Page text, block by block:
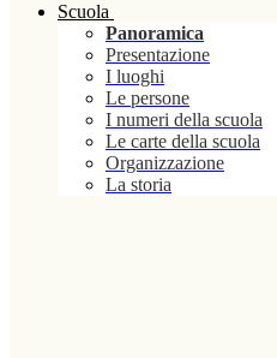
Scuola
Panoramica
Presentazione
I luoghi
Le persone
I numeri della scuola
Le carte della scuola
Organizzazione
La storia